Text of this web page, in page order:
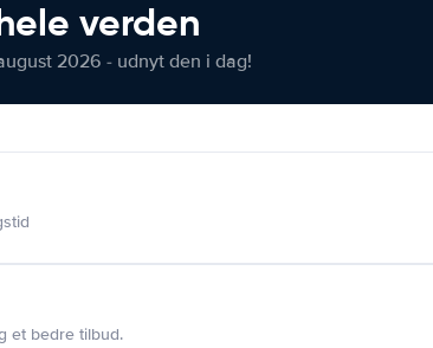
verden
2026 - udnyt den i dag!
et bedre tilbud.